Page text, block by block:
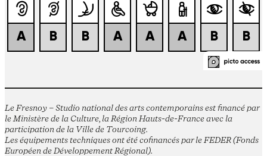
Le Fresnoy – Studio national des arts contemporains est financé par
le Ministère de la Culture, la Région Hauts-de-France avec la
participation de la Ville de Tourcoing.
Les équipements techniques ont été cofinancés par le FEDER (Fonds
Européen de Développement Régional).